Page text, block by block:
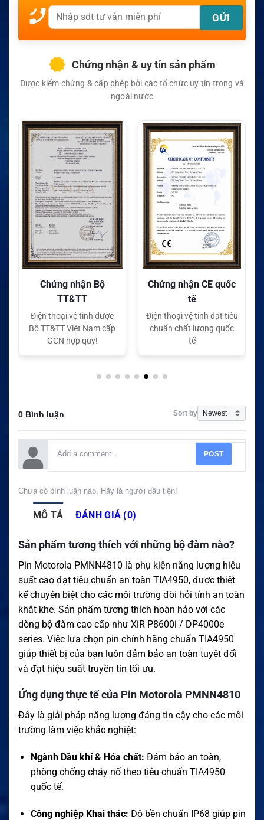
Chứng nhận & uy tín sản phẩm
Được kiểm chứng & cấp phép bởi các tổ chức uy tín trong và
ngoài nước
Chứng nhận Bộ
TT&TT
Điện thoại vệ tinh được
Bộ TT&TT Việt Nam cấp
GCN hợp quy!
Chứng nhận CE quốc
tế
Điện thoại vệ tinh đạt tiêu
chuẩn chất lượng quốc
tế
0 Bình luận Sort by
POST
Chưa có bình luận nào. Hãy là người đầu tiên!
MÔ TẢ ĐÁNH GIÁ (0)
Sản phẩm tương thích với những bộ đàm nào?
Pin Motorola PMNN4810 là phụ kiện năng lượng hiệu
suất cao đạt tiêu chuẩn an toàn TIA4950, được thiết
kế chuyên biệt cho các môi trường đòi hỏi tính an toàn
khắt khe. Sản phẩm tương thích hoàn hảo với các
dòng bộ đàm cao cấp như XiR P8600i / DP4000e
series. Việc lựa chọn pin chính hãng chuẩn TIA4950
giúp thiết bị của bạn luôn đảm bảo an toàn tuyệt đối
và đạt hiệu suất truyền tin tối ưu.
Ứng dụng thực tế của Pin Motorola PMNN4810
Đây là giải pháp năng lượng đáng tin cậy cho các môi
trường làm việc khắc nghiệt:
Ngành Dầu khí & Hóa chất: Đảm bảo an toàn,
phòng chống cháy nổ theo tiêu chuẩn TIA4950
quốc tế.
Công nghiệp Khai thác: Độ bền chuẩn IP68 giúp pin